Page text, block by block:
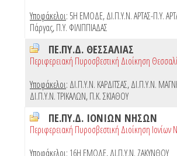
Υποφάκελοι: 5Η ΕΜΟΔΕ,ΔΙ.Π.Υ.Ν. ΑΡΤΑΣ-Π.Υ.
Πάργας,Π.Υ. ΦΙΛΙΠΠΙΑΔΑΣ
ΠΕ.ΠΥ.Δ. ΘΕΣΣΑΛΙΑΣ
Περιφερειακή Πυροσβεστική Διοίκηση
Υποφάκελοι: ΔΙ.Π.Υ.Ν. ΚΑΡΔΙΤΣΑΣ,ΔΙ.Π.Υ.Ν.
ΔΙ.Π.Υ.Ν. ΤΡΙΚΑΛΩΝ,Π.Κ. ΣΚΙΑΘΟΥ
ΠΕ.ΠΥ.Δ. ΙΟΝΙΩΝ ΝΗΣΩΝ
Περιφερειακή Πυροσβεστική Διοίκηση Ιονίων
Υποφάκελοι: 16Η ΕΜΟΔΕ,ΔΙ.Π.Υ.Ν. ΖΑΚΥΝΘΟΥ